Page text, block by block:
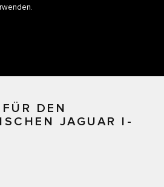
DEN
JAGUAR I-